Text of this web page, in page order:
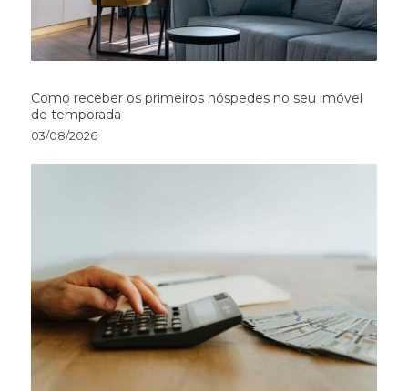
Como receber os primeiros hóspedes no seu imóvel
de temporada
03/08/2026